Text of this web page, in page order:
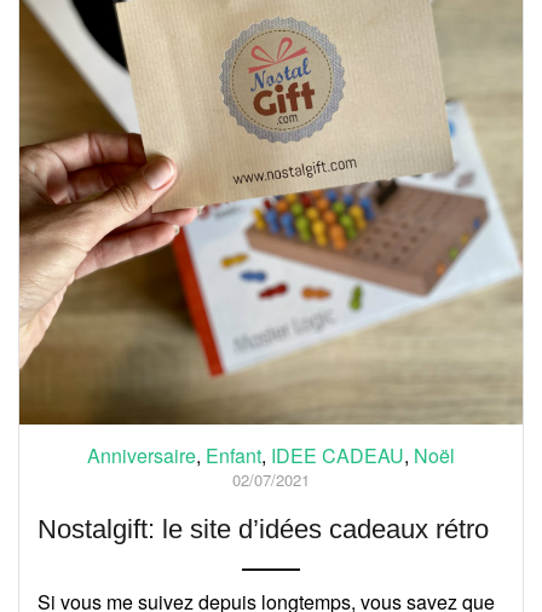
Anniversaire, Enfant, IDEE CADEAU, Noël
02/07/2021
Nostalgift: le site d’idées cadeaux rétro
Si vous me suivez depuis longtemps, vous savez que